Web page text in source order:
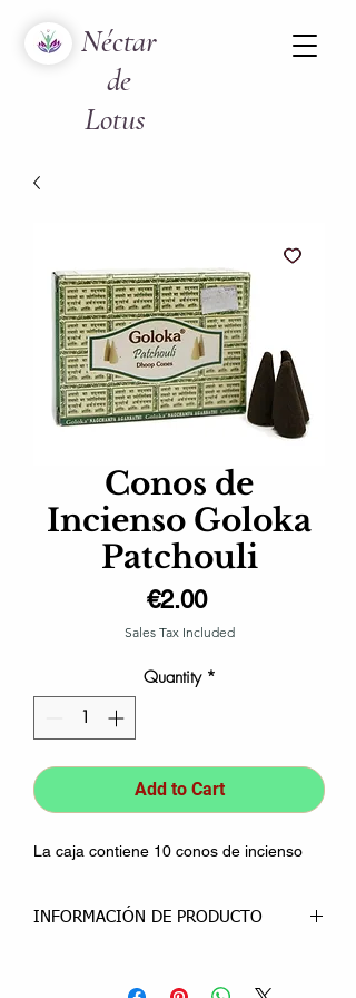
Néctar
de
Lotus
Conos de
Incienso Goloka
Patchouli
€2.00Price
Sales Tax Included
Quantity *
Add to Cart
La caja contiene 10 conos de incienso
INFORMACIÓN DE PRODUCTO
un incienso de Pachuli de la familia de